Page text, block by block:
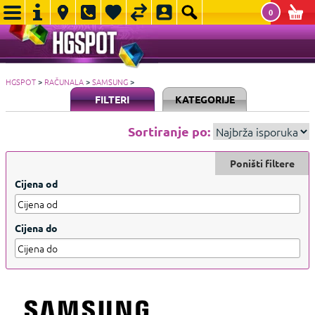
0
HGSPOT> RAČUNALA>SAMSUNG>
FILTERI KATEGORIJE
Sortiranje po:
Cijena od
Cijena do
Poništi filtere